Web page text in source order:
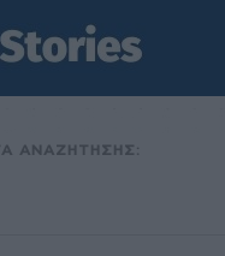
ΑΝΑΖΗΤΗΣΗΣ: